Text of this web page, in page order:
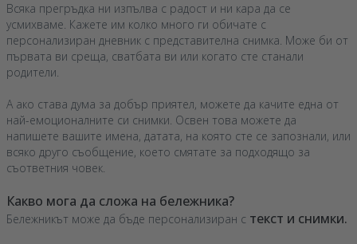
Всяка прегръдка ни изпълва с радост и ни кара да се
усмихваме. Кажете им колко много ги обичате с
персонализиран дневник с представителна снимка. Може би от
първата ви среща, сватбата ви или когато сте станали
родители.
А ако става дума за добър приятел, можете да качите една от
най-емоционалните си снимки. Освен това можете да
напишете вашите имена, датата, на която сте се запознали, или
всяко друго съобщение, което смятате за подходящо за
съответния човек.
Какво мога да сложа на бележника?
Бележникът може да бъде персонализиран с текст и снимки.